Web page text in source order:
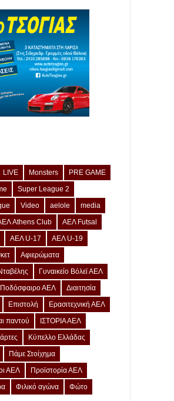
LIVE Monsters
PRE GAME
Super League 2
Video aelole
media
Athens Club
ΑΕΛ Futsal
ΑΕΛ U-17
ΑΕΛ U-19
Αφιερώματα
Γυναικείο Βόλεϊ ΑΕΛ
Ποδόσφαιρο ΑΕΛ
Διαιτησία
Επιστολή
Ερασιτεχνική ΑΕΛ
παντού
ΙΣΤΟΡΙΑ ΑΕΛ
Κύπελλο Ελλάδας
Πάμε Στοίχημα
ΑΕΛ
Προϊστορία ΑΕΛ
Φιλικό αγώνα Φώτο